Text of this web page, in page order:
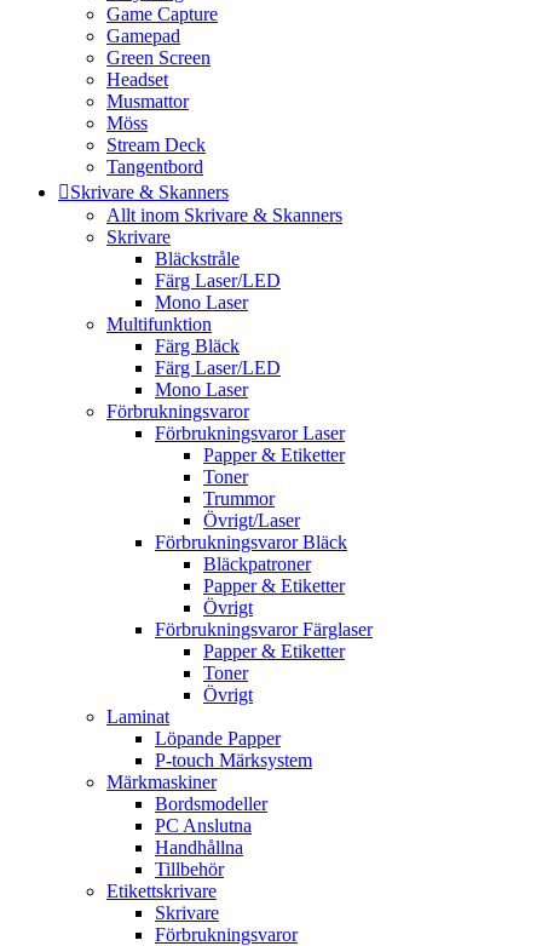
Game Capture
Gamepad
Green Screen
Headset
Musmattor
Möss
Stream Deck
Tangentbord
Skrivare & Skanners
Allt inom Skrivare & Skanners
Skrivare
Bläckstråle
Färg Laser/LED
Mono Laser
Multifunktion
Färg Bläck
Färg Laser/LED
Mono Laser
Förbrukningsvaror
Förbrukningsvaror Laser
Papper & Etiketter
Toner
Trummor
Övrigt/Laser
Förbrukningsvaror Bläck
Bläckpatroner
Papper & Etiketter
Övrigt
Förbrukningsvaror Färglaser
Papper & Etiketter
Toner
Övrigt
Laminat
Löpande Papper
P-touch Märksystem
Märkmaskiner
Bordsmodeller
PC Anslutna
Handhållna
Tillbehör
Etikettskrivare
Skrivare
Förbrukningsvaror